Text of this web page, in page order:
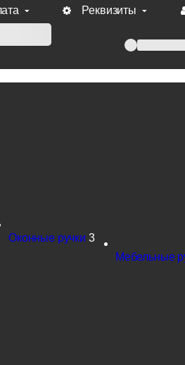
Реквизиты
Forme при оплате по счету.
Оконные ручки 3
Мебельные